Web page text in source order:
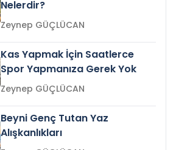
Nelerdir?
Zeynep GÜÇLÜCAN
Kas Yapmak İçin Saatlerce
Spor Yapmanıza Gerek Yok
Zeynep GÜÇLÜCAN
Beyni Genç Tutan Yaz
Alışkanlıkları